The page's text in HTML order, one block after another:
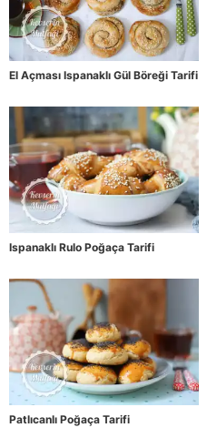
El Açması Ispanaklı Gül Böreği Tarifi
Ispanaklı Rulo Poğaça Tarifi
Patlıcanlı Poğaça Tarifi